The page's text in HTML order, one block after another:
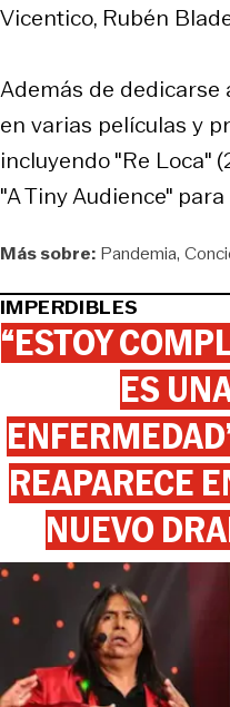
Vicentico, Rubén
Además de dedicarse
en varias películas y
incluyendo "Re Loca"
"A Tiny Audience"
Más sobre: Pandemia
IMPERDIBLES
“ESTOY
ES
REAPARECE
NUEVO